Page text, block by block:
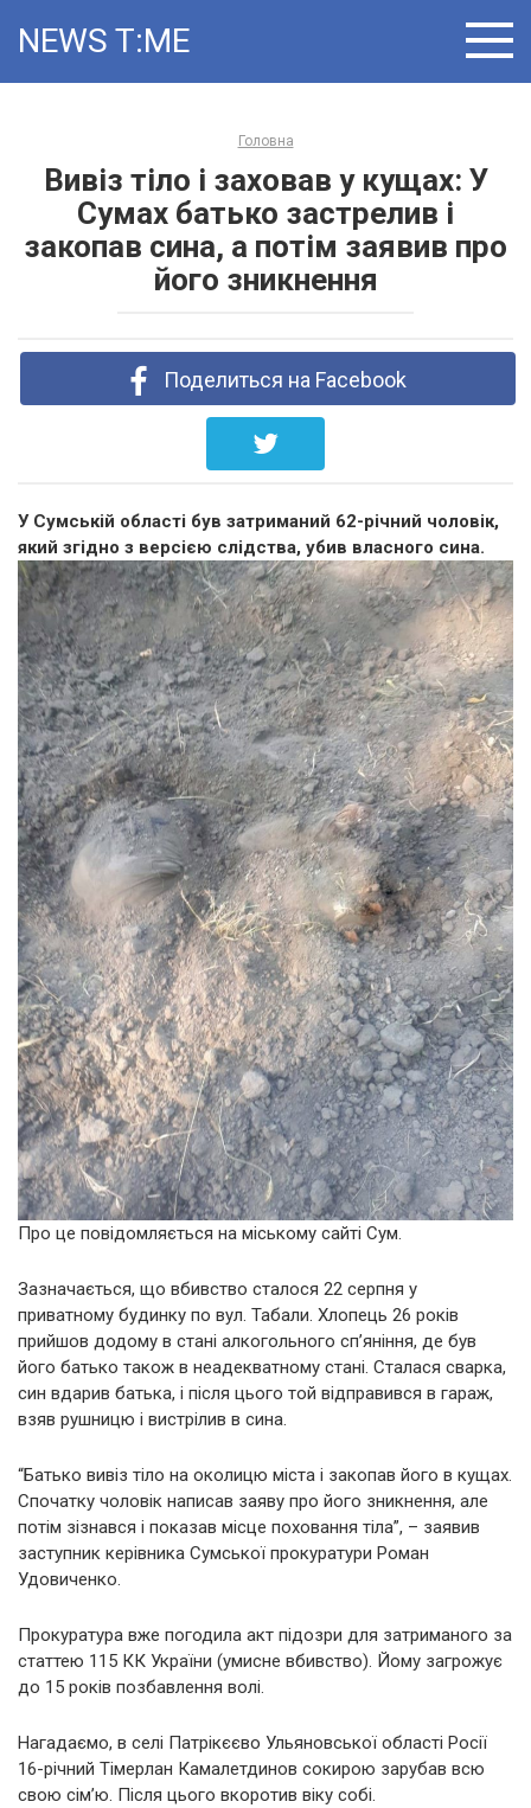
NEWS T:ME
Головна
Вивіз тіло і заховав у кущах: У
Сумах батько застрелив і
закопав сина, а потім заявив про
його зникнення
Поделиться на Facebook
У Сумській області був затриманий 62-річний чоловік,
який згідно з версією слідства, убив власного сина.
Про це повідомляється на міському сайті Сум.
Зазначається, що вбивство сталося 22 серпня у
приватному будинку по вул. Табали. Хлопець 26 років
прийшов додому в стані алкогольного сп’яніння, де був
його батько також в неадекватному стані. Сталася сварка,
син вдарив батька, і після цього той відправився в гараж,
взяв рушницю і вистрілив в сина.
“Батько вивіз тіло на околицю міста і закопав його в кущах.
Спочатку чоловік написав заяву про його зникнення, але
потім зізнався і показав місце поховання тіла”, – заявив
заступник керівника Сумської прокуратури Роман
Удовиченко.
Прокуратура вже погодила акт підозри для затриманого за
статтею 115 КК України (умисне вбивство). Йому загрожує
до 15 років позбавлення волі.
Нагадаємо, в селі Патрікєєво Ульяновської області Росії
16-річний Тімерлан Камалетдинов сокирою зарубав всю
свою сім’ю. Після цього вкоротив віку собі.